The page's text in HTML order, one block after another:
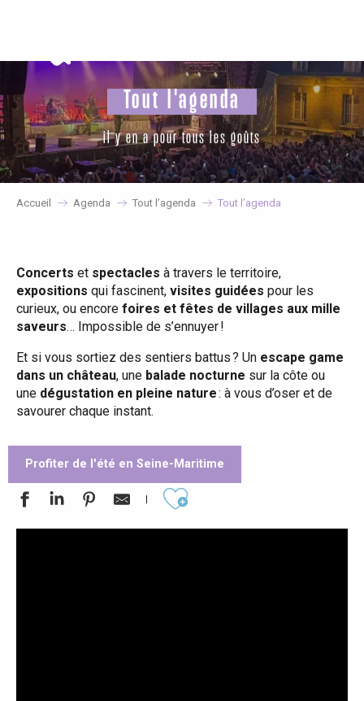
principal
Tout l'agenda
il y en a pour tous les goûts
Accueil Agenda Tout l’agenda Tout l’agenda
Concerts et spectacles à travers le territoire,
expositions qui fascinent, visites guidées pour les
curieux, ou encore foires et fêtes de villages aux mille
saveurs… Impossible de s’ennuyer !
Et si vous sortiez des sentiers battus ? Un escape game
dans un château, une balade nocturne sur la côte ou
une dégustation en pleine nature: à vous d’oser et de
savourer chaque instant.
Profiter de l'été en Seine-Maritime
Ajouter aux favoris